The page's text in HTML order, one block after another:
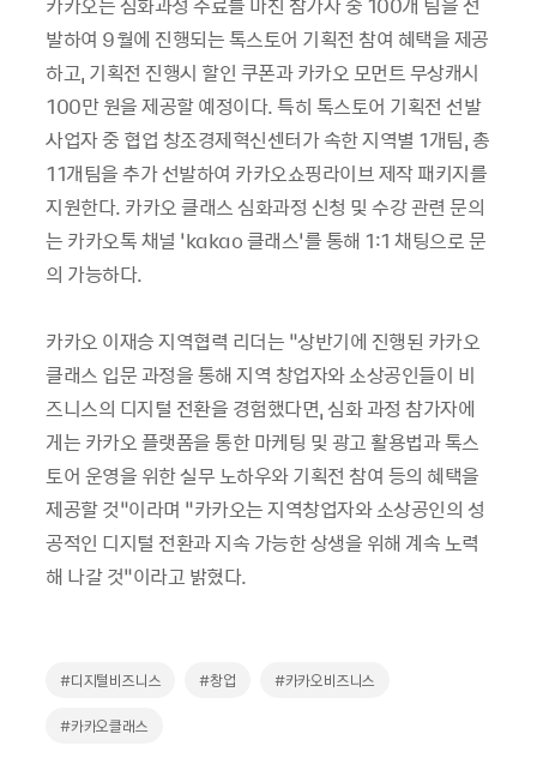
발하여 9월에 진행되는 톡스토어 기획전 참여 혜택을 제공
하고, 기획전 진행시 할인 쿠폰과 카카오 모먼트 무상캐시
100만 원을 제공할 예정이다. 특히 톡스토어 기획전 선발
사업자 중 협업 창조경제혁신센터가 속한 지역별 1개팀, 총
11개팀을 추가 선발하여 카카오쇼핑라이브 제작 패키지를
지원한다. 카카오 클래스 심화과정 신청 및 수강 관련 문의
는 카카오톡 채널 ‘kakao 클래스’를 통해 1:1 채팅으로 문
의 가능하다.
카카오 이재승 지역협력 리더는 “상반기에 진행된 카카오
클래스 입문 과정을 통해 지역 창업자와 소상공인들이 비
즈니스의 디지털 전환을 경험했다면, 심화 과정 참가자에
게는 카카오 플랫폼을 통한 마케팅 및 광고 활용법과 톡스
토어 운영을 위한 실무 노하우와 기획전 참여 등의 혜택을
제공할 것”이라며 “카카오는 지역창업자와 소상공인의 성
공적인 디지털 전환과 지속 가능한 상생을 위해 계속 노력
해 나갈 것”이라고 밝혔다.
#디지털비즈니스 #창업 #카카오비즈니스
#카카오클래스